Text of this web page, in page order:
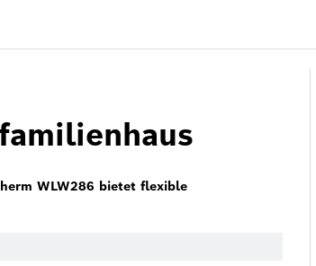
WLW286 bietet flexible